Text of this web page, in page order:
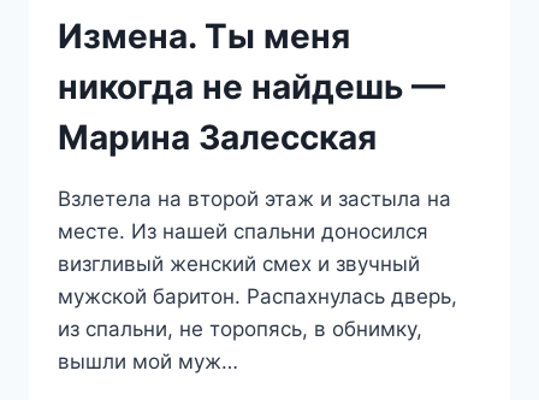
Измена. Ты меня
никогда не найдешь —
Марина Залесская
Взлетела на второй этаж и застыла на
месте. Из нашей спальни доносился
визгливый женский смех и звучный
мужской баритон. Распахнулась дверь,
из спальни, не торопясь, в обнимку,
вышли мой муж…